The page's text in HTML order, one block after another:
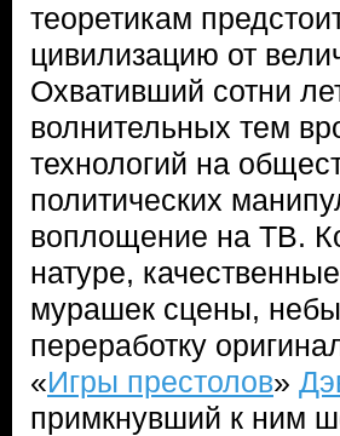
теоретикам
цивилизацию от
Охвативший сотни
волнительных тем
технологий на
политических
воплощение на ТВ.
натуре,
мурашек сцены,
переработку
«Игры престолов»
примкнувший к ним